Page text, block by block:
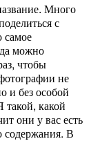
Много
с
можно
чтобы
не
и без особой
какой
они у вас есть
содержания. В